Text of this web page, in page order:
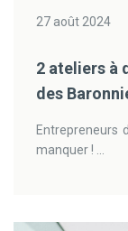
27 août 2024
2 ateliers à
des
Entrepreneurs
manquer ! ...